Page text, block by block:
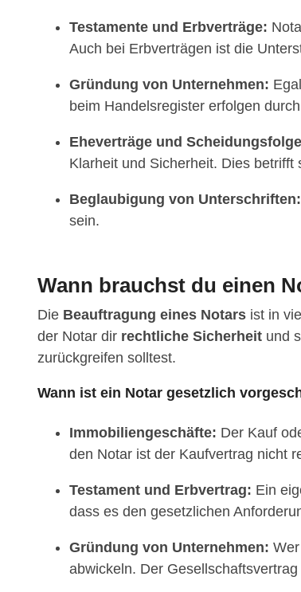
Testamente und Erbverträge:
Auch bei Erbverträgen ist die
Gründung von Unternehmen:
beim Handelsregister erfolgen
Eheverträge und
Klarheit und Sicherheit. Dies
Beglaubigung von Unterschriften:
sein.
Wann brauchst du einen
Die Beauftragung eines Notars ist in
der Notar dir rechtliche Sicherheit und
zurückgreifen solltest.
Wann ist ein Notar gesetzlich
Immobiliengeschäfte: Der Kauf
den Notar ist der Kaufvertrag nicht
Testament und Erbvertrag: Ein
dass es den gesetzlichen
Gründung von Unternehmen:
abwickeln. Der